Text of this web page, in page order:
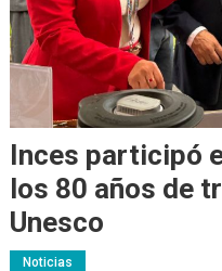
Inces participó
los 80 años de
Unesco
Noticias